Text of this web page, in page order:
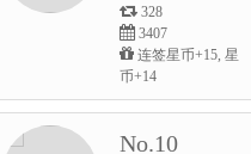
328
3407
连签星币+15, 星
币+14
No.10